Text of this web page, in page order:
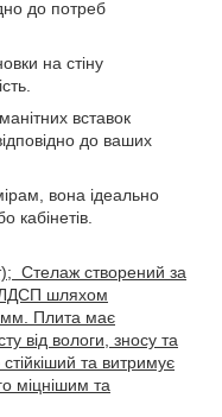
до потреб
на стіну
вставок
до ваших
вона ідеально
кабінетів.
Стелаж створений за
ЛДСП шляхом
Плита має
від вологи, зносу та
та витримує
міцнішим та